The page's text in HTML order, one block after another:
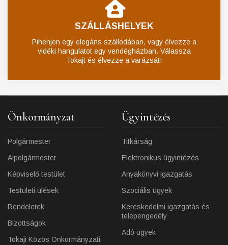
SZÁLLÁSHELYEK
Pihenjen egy elegáns szállodában, vagy élvezze a
vidéki hangulatot egy vendégházban. Válassza
Tokajt és élvezze a varázsát!
Önkormányzat
Polgármester
Alpolgármester
Képviselő testület
Testületi ülések
Rendeletek
Bizottságok
Tokaji Közös Önkormányzati
Ügyintézés
Titkárság
Elektronikus ügyintézés
Anyakönyvi igazgatás
Szociális ügyek
Kereskedelmi igazgatás és
telepengedély
Adó ügyek